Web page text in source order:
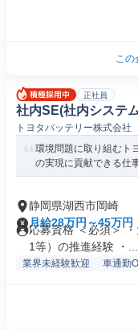
この
正社員
社内SE(社内システ
トヨタバッテリー株式会社
環境問題に取り組むト
の実現に貢献できる仕
静岡県湖西市岡崎
月給28万円～45万円
応募資格 ＜必須＞
1等）の推進経験 ・...
業界未経験歓迎 車通勤